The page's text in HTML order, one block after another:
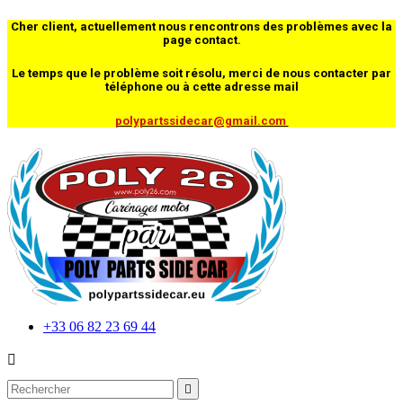
Cher client, actuellement nous rencontrons des problèmes avec la
page contact.
Le temps que le problème soit résolu, merci de nous contacter par
téléphone ou à cette adresse mail
polypartssidecar@gmail.com
+33 06 82 23 69 44

